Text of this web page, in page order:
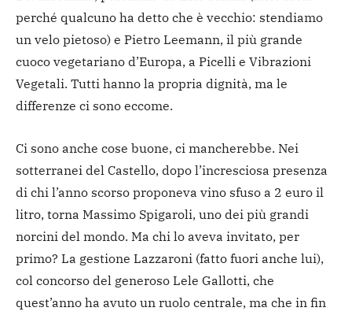
perché qualcuno ha detto che è vecchio: stendiamo
un velo pietoso) e Pietro Leemann, il più grande
cuoco vegetariano d’Europa, a Picelli e Vibrazioni
Vegetali. Tutti hanno la propria dignità, ma le
differenze ci sono eccome.
Ci sono anche cose buone, ci mancherebbe. Nei
sotterranei del Castello, dopo l’incresciosa presenza
di chi l’anno scorso proponeva vino sfuso a 2 euro il
litro, torna Massimo Spigaroli, uno dei più grandi
norcini del mondo. Ma chi lo aveva invitato, per
primo? La gestione Lazzaroni (fatto fuori anche lui),
col concorso del generoso Lele Gallotti, che
quest’anno ha avuto un ruolo centrale, ma che in fin